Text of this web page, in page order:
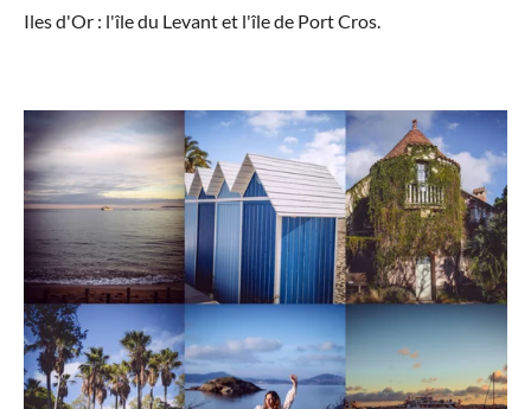
Iles d'Or : l'île du Levant et l'île de Port Cros.